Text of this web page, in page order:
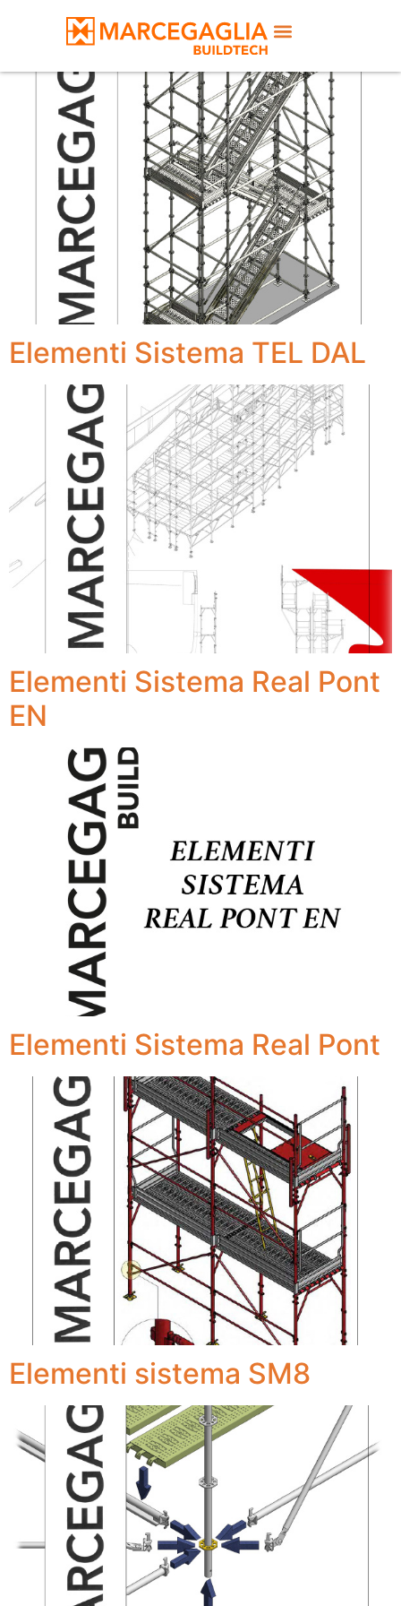
SM8 – Scala doppia rampa
Elementi Sistema TEL DAL
Elementi Sistema Real Pont
EN
Elementi Sistema Real Pont
Elementi sistema SM8